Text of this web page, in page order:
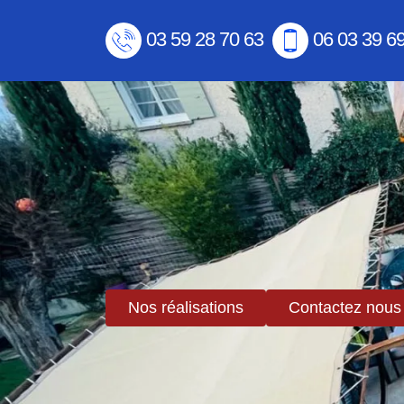
03 59 28 70 63 06 03 39
Nos réalisations Contactez nous